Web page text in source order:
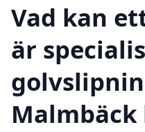
Vad kan
är